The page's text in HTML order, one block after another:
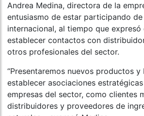
Andrea Medina, directora de la
entusiasmo de estar participando
internacional, al tiempo que expresó
establecer contactos con
otros profesionales del sector.
“Presentaremos nuevos productos y
establecer asociaciones
empresas del sector, como clientes
distribuidores y proveedores de